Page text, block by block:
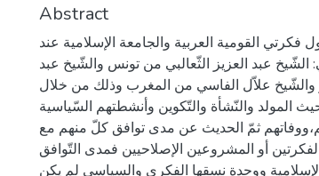
Abstract
القومية العربية والجامعة الإسلامية عند
عبد العزيز الثّعالبي من تونس والشّيخ عبد
والشّيخ علاّل الفاسي من المغرب وذلك من خلال
والنّشأة والتّكوين وأنشطتهم السّياسية
ثمّ الحديث عن مدى توافق كلّ منهم مع
أو المشروعين الإصلاحيين فمدى التّوافق
ووحدة نسقها الفكري والسياسي لم يكن